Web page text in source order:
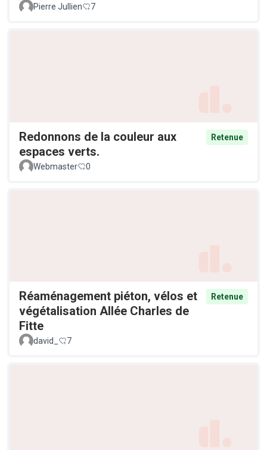
Pierre Jullien 7
Redonnons de la couleur aux
espaces verts.
Retenue
Webmaster 0
Réaménagement piéton, vélos et
végétalisation Allée Charles de
Fitte
Retenue
david_ 7